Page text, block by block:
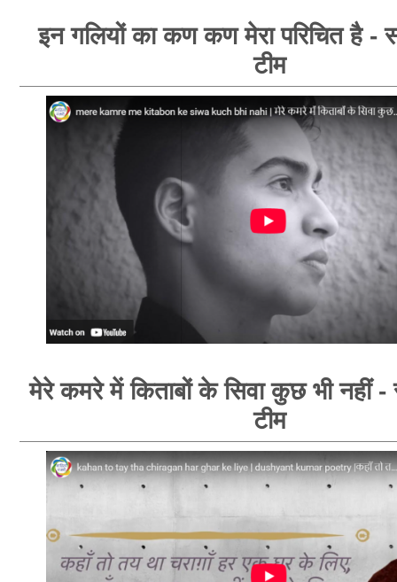
इन गलियों का कण कण मेरा परिचित है -
टीम
मेरे कमरे में किताबों के सिवा कुछ भी नहीं -
टीम